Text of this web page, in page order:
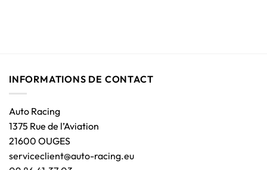
INFORMATIONS DE CONTACT
Auto Racing
1375 Rue de l’Aviation
21600 OUGES
serviceclient@auto-racing.eu